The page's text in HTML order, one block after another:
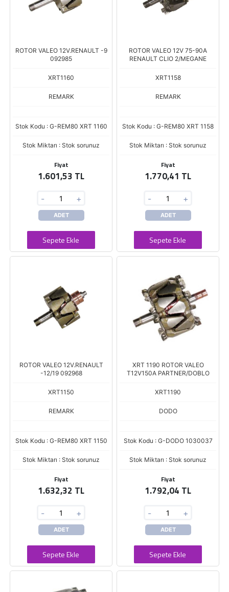
ROTOR VALEO 12V.RENAULT -9
092985
XRT1160
REMARK
Stok Kodu : G-REM80 XRT 1160
Stok Miktarı : Stok sorunuz
Fiyat
1.601,53 TL
- +
ADET
Sepete Ekle
ROTOR VALEO 12V 75-90A
RENAULT CLIO 2/MEGANE
XRT1158
REMARK
Stok Kodu : G-REM80 XRT 1158
Stok Miktarı : Stok sorunuz
Fiyat
1.770,41 TL
- +
ADET
Sepete Ekle
ROTOR VALEO 12V.RENAULT
-12/19 092968
XRT1150
REMARK
Stok Kodu : G-REM80 XRT 1150
Stok Miktarı : Stok sorunuz
Fiyat
1.632,32 TL
- +
ADET
Sepete Ekle
XRT 1190 ROTOR VALEO
T12V150A PARTNER/DOBLO
XRT1190
DODO
Stok Kodu : G-DODO 1030037
Stok Miktarı : Stok sorunuz
Fiyat
1.792,04 TL
- +
ADET
Sepete Ekle